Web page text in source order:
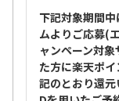
下記対象期間
ムよりご応募(
ャンペーン対
た方に楽天ポ
記のとおり還